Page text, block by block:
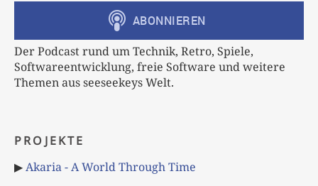
Der Podcast rund um Technik, Retro, Spiele,
Softwareentwicklung, freie Software und weitere
Themen aus seeseekeys Welt.
PROJEKTE
▶Akaria - A World Through Time